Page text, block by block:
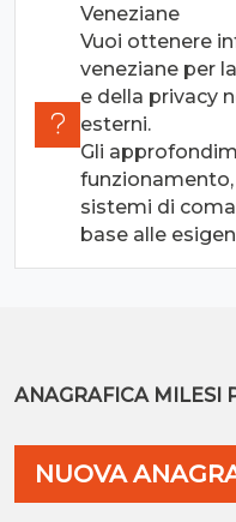
Veneziane
Vuoi ottenere
veneziane per
e della privacy
esterni.
Gli
sistemi di
base alle
ANAGRAFICA MILESI
NUOVA